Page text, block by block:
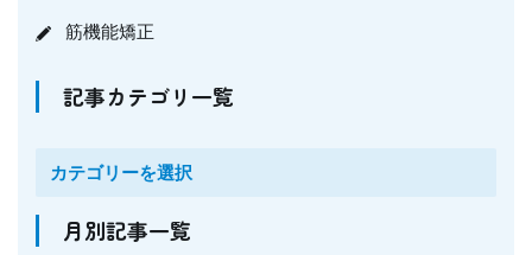
筋機能矯正
記事カテゴリ一覧
月別記事一覧